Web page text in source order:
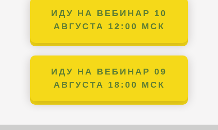
ЗАРЕГИСТРИРОВАТЬСЯ
ИДУ НА ВЕБИНАР
ИДУ НА ВЕБИНАР 10
АВГУСТА 12:00 МСК
ЗАРЕГИСТРИРОВАТЬСЯ
ИДУ НА ВЕБИНАР
ИДУ НА ВЕБИНАР 09
АВГУСТА 18:00 МСК